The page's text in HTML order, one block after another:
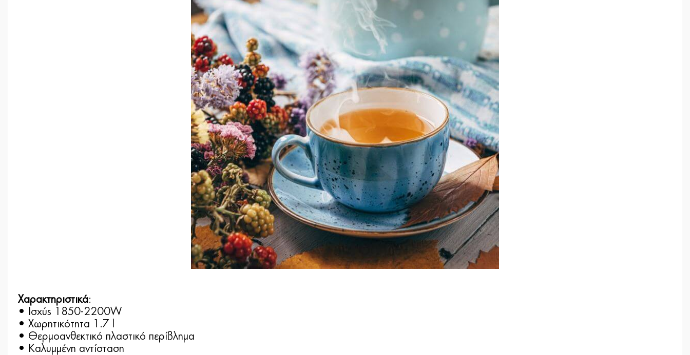
Χαρακτηριστικά:
• Ισχύς 1850-2200W
• Χωρητικότητα 1.7 l
• Θερμοανθεκτικό πλαστικό περίβλημα
• Καλυμμένη αντίσταση